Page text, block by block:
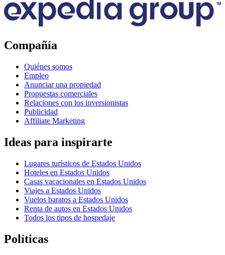
Compañía
Quiénes somos
Empleo
Anunciar una propiedad
Propuestas comerciales
Relaciones con los inversionistas
Publicidad
Affiliate Marketing
Ideas para inspirarte
Lugares turísticos de Estados Unidos
Hoteles en Estados Unidos
Casas vacacionales en Estados Unidos
Viajes a Estados Unidos
Vuelos baratos a Estados Unidos
Renta de autos en Estados Unidos
Todos los tipos de hospedaje
Políticas